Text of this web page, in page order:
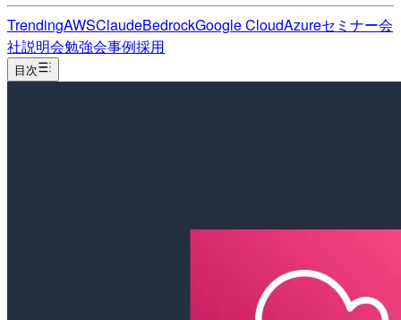
TrendingAWSClaudeBedrockGoogle CloudAzureセミナー会
社説明会勉強会事例採用
目次